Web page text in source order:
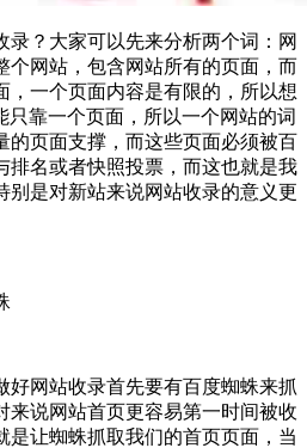
？大家可以先来分析两个词：网
个网站，包含网站所有的页面，而
，一个页面内容是有限的，所以想
只靠一个页面，所以一个网站的词
的页面支撑，而这些页面必须被百
排名或者快照投票，而这也就是我
别是对新站来说网站收录的意义更
网站收录首先要有百度蜘蛛来抓
来说网站首页更容易第一时间被收
是让蜘蛛抓取我们的首页页面，当